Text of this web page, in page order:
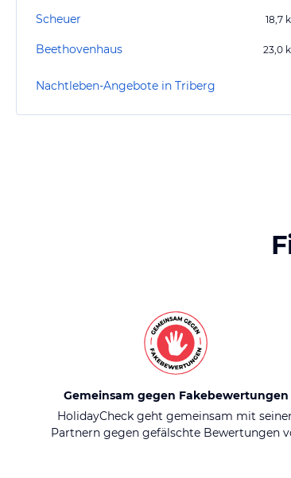
Scheuer 18,7
Beethovenhaus 23,0
Nachtleben-Angebote in Triberg
Gemeinsam gegen Fakebewertungen
HolidayCheck geht gemeinsam mit
Partnern gegen gefälschte Bewertungen